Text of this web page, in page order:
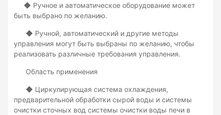
◆ Ручное и автоматическое оборудование может
быть выбрано по желанию.
◆ Ручной, автоматический и другие методы
управления могут быть выбраны по желанию, чтобы
реализовать различные требования управления.
Область применения
◆ Циркулирующая система охлаждения,
предварительной обработки сырой воды и системы
очистки сточных вод системы очистки воды печи в